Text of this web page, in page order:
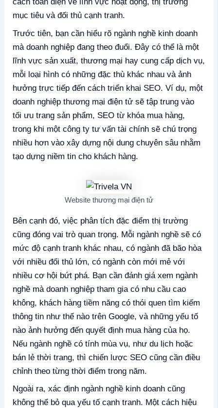
cách toàn diện về lĩnh vực hoạt động, thị trường
mục tiêu và đối thủ cạnh tranh.
Trước tiên, bạn cần hiểu rõ ngành nghề kinh doanh
mà doanh nghiệp đang theo đuổi. Đây có thể là một
lĩnh vực sản xuất, thương mại hay cung cấp dịch vụ,
mỗi loại hình có những đặc thù khác nhau và ảnh
hưởng trực tiếp đến cách triển khai SEO. Ví dụ, một
doanh nghiệp thương mại điện tử sẽ tập trung vào
tối ưu trang sản phẩm, SEO từ khóa mua hàng,
trong khi một công ty tư vấn tài chính sẽ chú trọng
nhiều hơn vào xây dựng nội dung chuyên sâu nhằm
tạo dựng niềm tin cho khách hàng.
Website thương mại điện tử
Bên cạnh đó, việc phân tích đặc điểm thị trường
cũng đóng vai trò quan trọng. Mỗi ngành nghề sẽ có
mức độ cạnh tranh khác nhau, có ngành đã bão hòa
với nhiều đối thủ lớn, có ngành còn mới mẻ với
nhiều cơ hội bứt phá. Bạn cần đánh giá xem ngành
nghề mà doanh nghiệp tham gia có nhu cầu cao
không, khách hàng tiềm năng có thói quen tìm kiếm
thông tin như thế nào trên Google, và những yếu tố
nào ảnh hưởng đến quyết định mua hàng của họ.
Nếu ngành nghề có tính mùa vụ, như du lịch hoặc
bán lẻ thời trang, thì chiến lược SEO cũng cần điều
chỉnh theo từng thời điểm trong năm.
Ngoài ra, xác định ngành nghề kinh doanh cũng
không thể bỏ qua yếu tố cạnh tranh. Một cách hiệu